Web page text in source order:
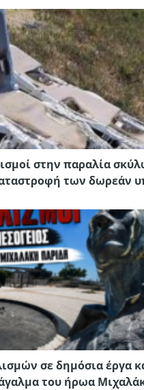
στην παραλία
των δωρεάν
σε δημόσια έργα
του ήρωα